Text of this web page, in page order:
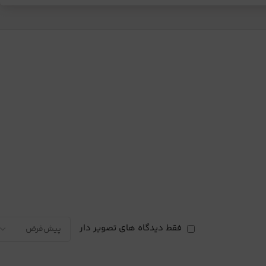
فقط دیدگاه های تصویر دار